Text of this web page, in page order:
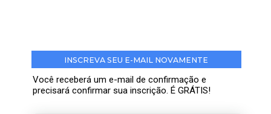
INSCREVA SEU E-MAIL NOVAMENTE
Você receberá um e-mail de confirmação e
precisará confirmar sua inscrição. É GRÁTIS!